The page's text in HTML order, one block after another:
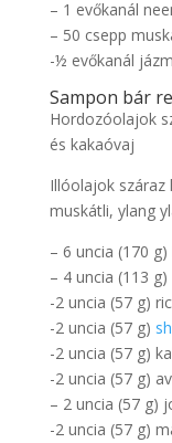
– 1 evőkanál
– 50 csepp
-½ evőkanál
Sampon bár
Hordozóolajok
és kakaóvaj
Illóolajok száraz
muskátli, ylang
– 6 uncia (170
– 4 uncia (113
-2 uncia (57 g)
-2 uncia (57 g)
-2 uncia (57 g)
-2 uncia (57 g)
– 2 uncia (57 g)
-2 uncia (57 g)